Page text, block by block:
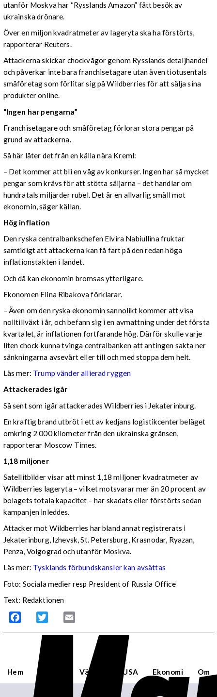
utanför Moskva har “Rysslands Amazon” fått besök av
ukrainska drönare.
Över en miljon kvadratmeter av lageryta ska ha förstörts,
rapporterar Reuters.
Attackerna skickar chockvågor genom Rysslands detaljhandel
och påverkar inte bara franchisetagare utan även tiotusentals
småföretag som förlitar sig på Wildberries för att sälja sina
produkter online.
“Ingen har pengarna”
Franchisetagare och småföretag förlorar stora pengar på
grund av attackerna.
Så här låter det från en källa nära Kreml:
– Det kommer att bli en våg av konkurser. Ingen har så mycket
pengar som krävs för att stötta säljarna – det handlar om
hundratals miljarder rubel. Det är en allvarlig smäll mot
ekonomin, säger källan.
Hög inflation
Den ryska centralbankschefen Elvira Nabiullina fruktar
samtidigt att attackerna kan få fart på den redan höga
inflationstakten i landet.
Och då kan ekonomin bromsas ytterligare.
Ekonomen Elina Ribakova förklarar.
– Även om den ryska ekonomin sannolikt kommer att visa
nolltillväxt i år, och befann sig i en avmattning under det första
kvartalet, är inflationen fortfarande hög. Därför skulle varje
liten chock kunna tvinga centralbanken att antingen sakta ner
sänkningarna avsevärt eller till och med stoppa dem helt.
Läs mer: Trump vänder allierad ryggen
Attackerades igår
Så sent som igår attackerades Wildberries i Jekaterinburg.
En kraftig brand utbröt i ett av kedjans logistikcenter beläget
omkring 2 000 kilometer från den ukrainska gränsen,
rapporterar Moscow Times.
1,18 miljoner
Satellitbilder visar att minst 1,18 miljoner kvadratmeter av
Wildberries lageryta – vilket motsvarar mer än 20 procent av
bolagets totala kapacitet – har skadats eller förstörts sedan
kampanjen inleddes.
Attacker mot Wildberries har bland annat registrerats i
Jekaterinburg, Izhevsk, St. Petersburg, Krasnodar, Ryazan,
Penza, Volgograd och utanför Moskva.
Läs mer: Tysklands förbundskansler kan avsättas
Foto: Sociala medier resp President of Russia Office
Text: Redaktionen
Facebook Twitter
Hem Sverige Världen USA Ekonomi Om